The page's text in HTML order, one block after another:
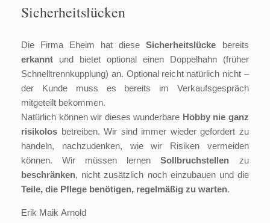
Sicherheitslücken
Die Firma Eheim hat diese Sicherheitslücke bereits
erkannt und bietet optional einen Doppelhahn (früher
Schnelltrennkupplung) an. Optional reicht natürlich nicht –
der Kunde muss es bereits im Verkaufsgespräch
mitgeteilt bekommen.
Natürlich können wir dieses wunderbare Hobby nie ganz
risikolos betreiben. Wir sind immer wieder gefordert zu
handeln, nachzudenken, wie wir Risiken vermeiden
können. Wir müssen lernen Sollbruchstellen zu
beschränken, nicht zusätzlich noch einzubauen und die
Teile, die Pflege benötigen, regelmäßig zu warten.
Erik Maik Arnold